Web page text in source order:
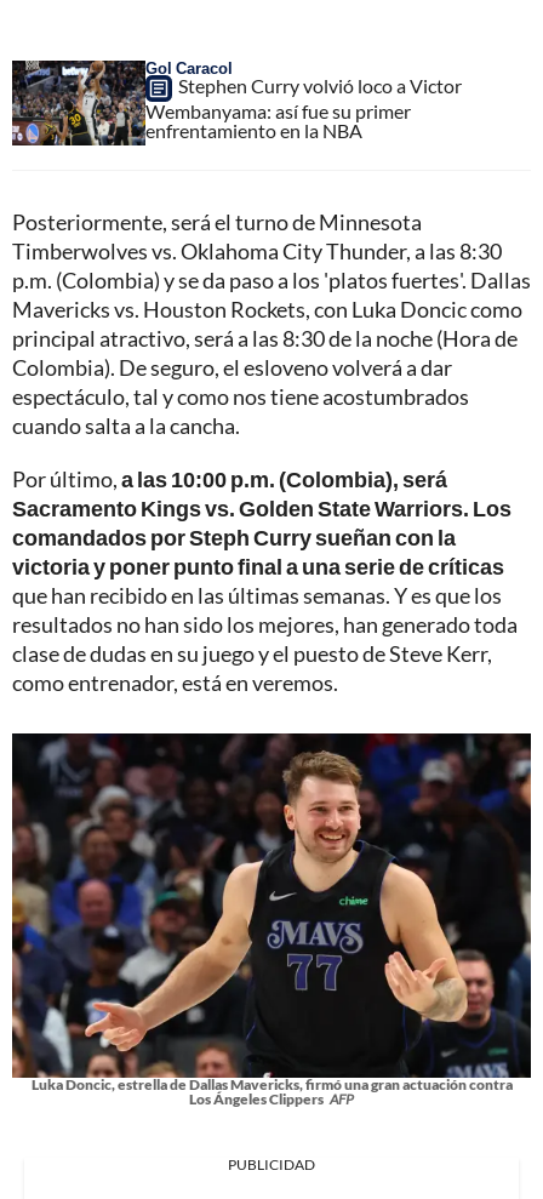
Gol Caracol
Stephen Curry volvió loco a Victor
Wembanyama: así fue su primer
enfrentamiento en la NBA
Posteriormente, será el turno de Minnesota
Timberwolves vs. Oklahoma City Thunder, a las 8:30
p.m. (Colombia) y se da paso a los 'platos fuertes'. Dallas
Mavericks vs. Houston Rockets, con Luka Doncic como
principal atractivo, será a las 8:30 de la noche (Hora de
Colombia). De seguro, el esloveno volverá a dar
espectáculo, tal y como nos tiene acostumbrados
cuando salta a la cancha.
Por último,a las 10:00 p.m. (Colombia), será
Sacramento Kings vs. Golden State Warriors. Los
comandados por Steph Curry sueñan con la
victoria y poner punto final a una serie de críticas
que han recibido en las últimas semanas. Y es que los
resultados no han sido los mejores, han generado toda
clase de dudas en su juego y el puesto de Steve Kerr,
como entrenador, está en veremos.
Luka Doncic, estrella de Dallas Mavericks, firmó una gran actuación contra
Los Ángeles Clippers AFP
PUBLICIDAD